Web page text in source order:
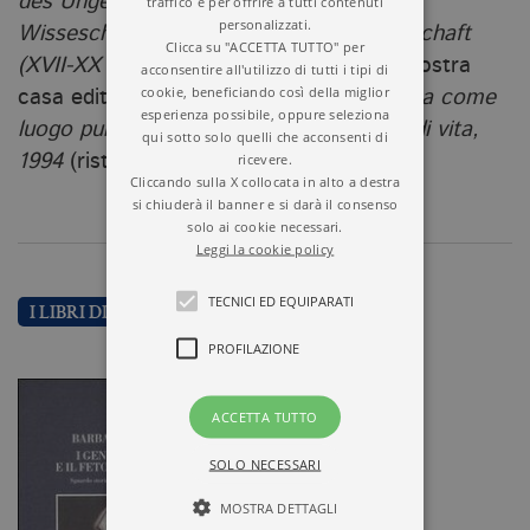
Wisseschaftsgeschichte der Schwangerschaft
(XVII-XX Jahrhundert), 2002. Presso la nostra
casa editrice è uscitoIl corpo della donna come
luogo pubblico. Sull’abuso del concetto di vita,
1994(rist. 2003).
I LIBRI DI BARBARA DUDEN
personalizzati.
Clicca su "ACCETTA TUTTO" per
acconsentire all'utilizzo di tutti i tipi di
cookie, beneficiando così della miglior
esperienza possibile, oppure seleziona
qui sotto solo quelli che acconsenti di
ricevere.
Cliccando sulla X collocata in alto a destra
si chiuderà il banner e si darà il consenso
solo ai cookie necessari.
Leggi la cookie policy
TECNICI ED EQUIPARATI
PROFILAZIONE
ACCETTA TUTTO
SOLO NECESSARI
MOSTRA DETTAGLI